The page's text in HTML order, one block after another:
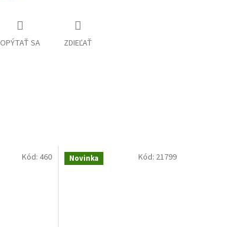
OPÝTAŤ SA ZDIEĽAŤ
Kód: 460 Novinka Kód: 21799